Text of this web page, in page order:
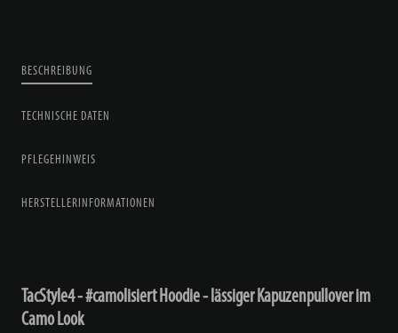
BESCHREIBUNG
TECHNISCHE DATEN
PFLEGEHINWEIS
HERSTELLERINFORMATIONEN
TacStyle4 - #camolisiert Hoodie - lässiger Kapuzenpullover im
Camo Look